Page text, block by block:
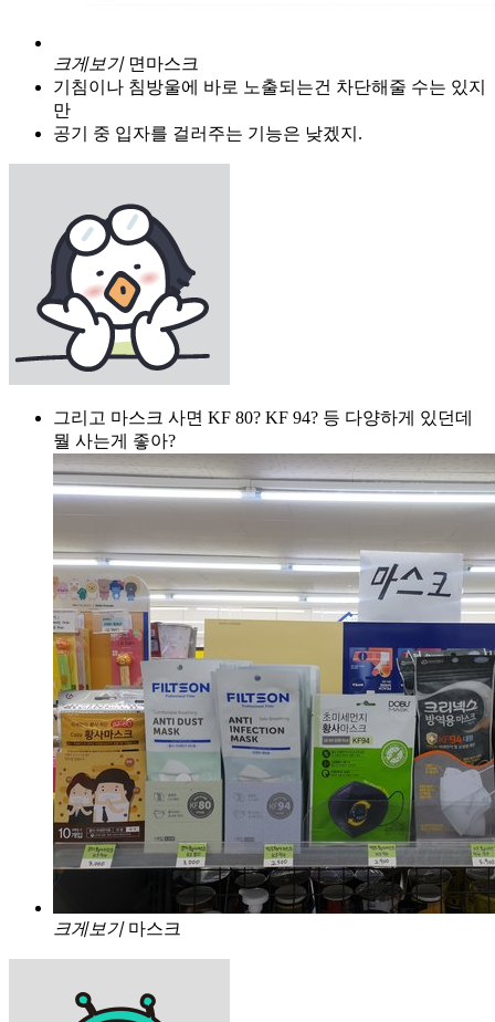
크게보기 면마스크
기침이나 침방울에 바로 노출되는건 차단해줄 수는 있지
만
공기 중 입자를 걸러주는 기능은 낮겠지.
그리고 마스크 사면 KF 80? KF 94? 등 다양하게 있던데
뭘 사는게 좋아?
크게보기 마스크